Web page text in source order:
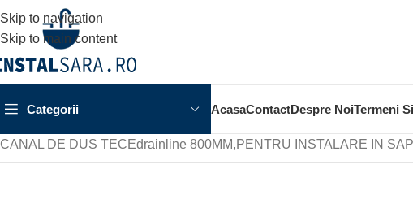
Skip to navigation
Skip to main content
Categorii AcasaContactDespre NoiTermeni
CANAL DE DUS TECEdrainline 800MM,PENTRU INSTALARE IN